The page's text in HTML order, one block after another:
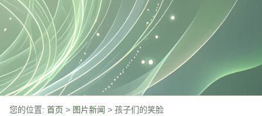
您的位置: 首页 > 图片新闻 > 孩子们的笑脸